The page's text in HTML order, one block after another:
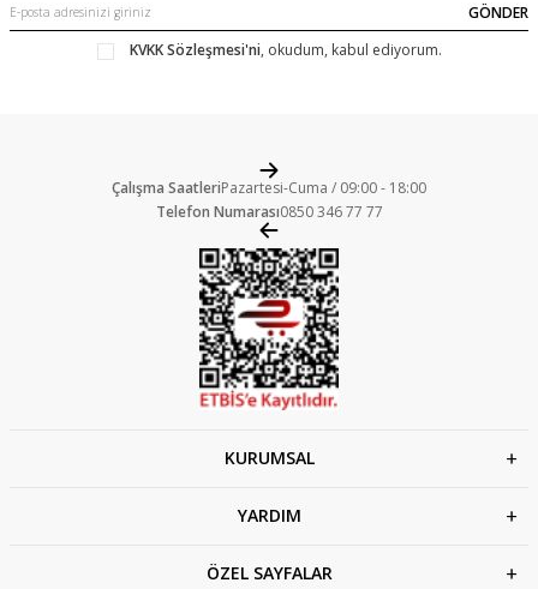
GÖNDER
KVKK Sözleşmesi'ni, okudum, kabul ediyorum.
Çalışma SaatleriPazartesi-Cuma / 09:00 - 18:00
Telefon Numarası0850 346 77 77
KURUMSAL
YARDIM
ÖZEL SAYFALAR